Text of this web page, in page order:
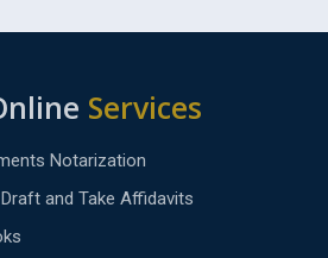
Services
Notarization
and Take Affidavits